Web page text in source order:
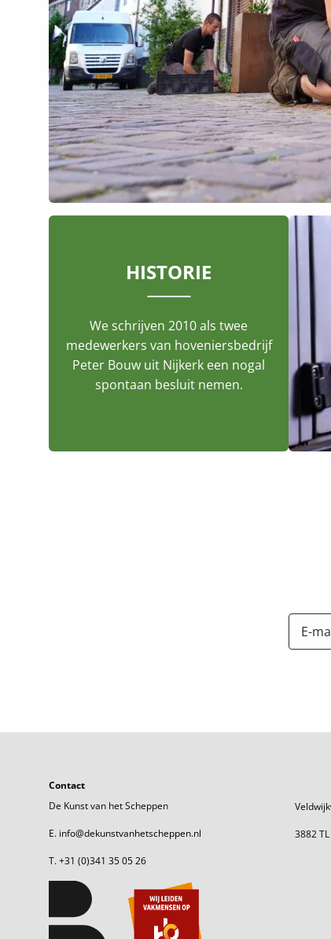
HISTORIE
We schrijven 2010 als twee
medewerkers van hoveniersbedrijf
Peter Bouw uit Nijkerk een nogal
spontaan besluit nemen.
Contact
De Kunst van het Scheppen
E. info@dekunstvanhetscheppen.nl
T. +31 (0)341 35 05 26
3882